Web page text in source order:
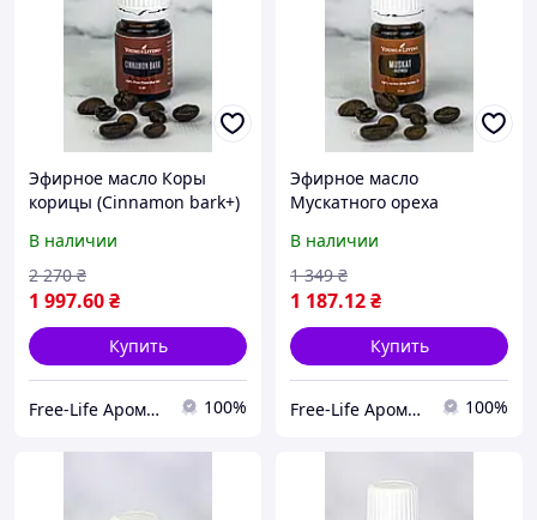
Эфирное масло Коры
корицы (Cinnamon bark+)
В наличии
1 997.60₴
2 270 ₴
Купить
Free-Life Ароматерапия | Натуральные эфирные масла | 100%
Эфирное масло
Мускатного ореха
В наличии
1 187.12₴
1 349 ₴
Купить
Free-Life Ароматерапия | Натуральные эфирные масла | 100%